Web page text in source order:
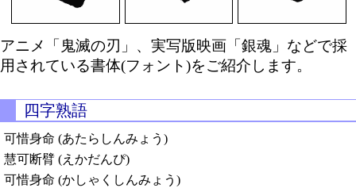
アニメ「鬼滅の刃」、実写版映画「銀魂」などで採
用されている書体(フォント)をご紹介します。
四字熟語
可惜身命 (あたらしんみょう)
慧可断臂 (えかだんぴ)
可惜身命 (かしゃくしんみょう)